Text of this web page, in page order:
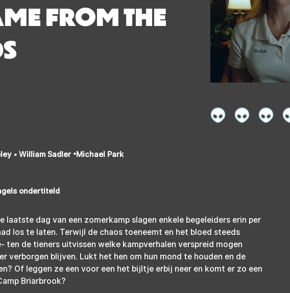
FROM THE
• William Sadler •Michael Park
ondertiteld
laatste dag van een zomerkamp slagen enkele begeleiders erin per
los te laten. Terwijl de chaos toeneemt en het bloed steeds
ten de tieners uitvissen welke kampverhalen verspreid mogen
verborgen blijven. Lukt het hen om hun mond te houden en de
Of leggen ze een voor een het bijltje erbij neer en komt er zo een
Briarbrook?